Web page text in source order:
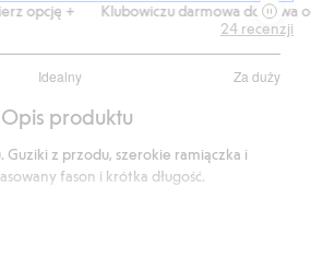
opcję +
Klubowiczu darmowa dostawa od
Idealny Za duży
24 recenzji
Opis produktu
Guziki z przodu, szerokie ramiączka i
fason i krótka długość.
lnu Masters of FLAX FIBRE™